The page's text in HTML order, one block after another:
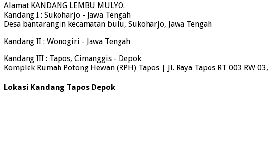
Alamat KANDANG LEMBU MULYO.
Kandang I : Sukoharjo - Jawa Tengah
Desa bantarangin kecamatan bulu, Sukoharjo, Jawa Tengah
Kandang II : Wonogiri - Jawa Tengah
Kandang III : Tapos, Cimanggis - Depok
Komplek Rumah Potong Hewan (RPH) Tapos | Jl. Raya Tapos RT 003 RW
Lokasi Kandang Tapos Depok